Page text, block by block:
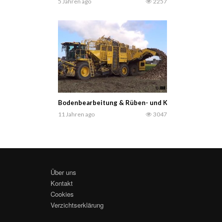
Bodenbearbeitung & Rüben- und Kartoffelernte mit
11 Jahren ago 3047
Über uns
Kontakt
Cookies
Verzichtserklärung